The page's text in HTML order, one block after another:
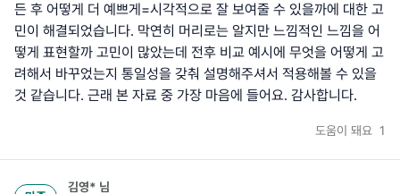
든 후 어떻게 더 예쁘게=시각적으로 잘 보여줄 수 있을까에 대한 고
민이 해결되었습니다. 막연히 머리로는 알지만 느낌적인 느낌을 어
떻게 표현할까 고민이 많았는데 전후 비교 예시에 무엇을 어떻게 고
려해서 바꾸었는지 통일성을 갖춰 설명해주셔서 적용해볼 수 있을
것 같습니다. 근래 본 자료 중 가장 마음에 들어요. 감사합니다.
도움이 돼요 1
김영* 님